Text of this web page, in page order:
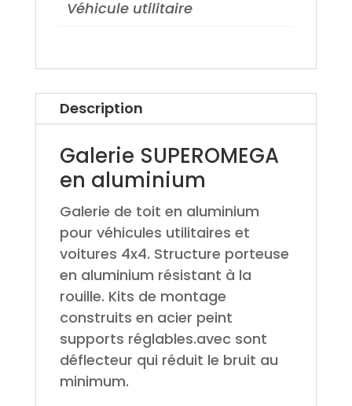
Véhicule utilitaire
Description
Galerie SUPEROMEGA
en aluminium
Galerie de toit en aluminium
pour véhicules utilitaires et
voitures 4x4. Structure porteuse
en aluminium résistant à la
rouille. Kits de montage
construits en acier peint
supports réglables.avec sont
déflecteur qui réduit le bruit au
minimum.